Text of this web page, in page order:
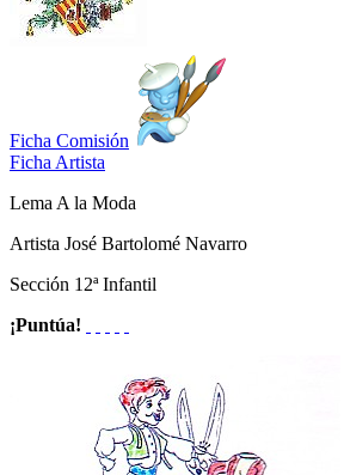
Ficha Comisión
Ficha Artista
Lema A la Moda
Artista José Bartolomé Navarro
Sección 12ª Infantil
¡Puntúa!